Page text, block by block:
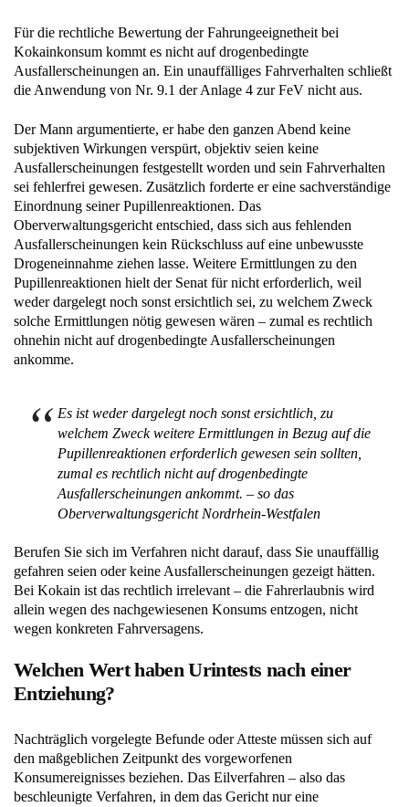
Für die rechtliche Bewertung der Fahrungeeignetheit bei
Kokainkonsum kommt es nicht auf drogenbedingte
Ausfallerscheinungen an. Ein unauffälliges Fahrverhalten schließt
die Anwendung von Nr. 9.1 der Anlage 4 zur FeV nicht aus.
Der Mann argumentierte, er habe den ganzen Abend keine
subjektiven Wirkungen verspürt, objektiv seien keine
Ausfallerscheinungen festgestellt worden und sein Fahrverhalten
sei fehlerfrei gewesen. Zusätzlich forderte er eine sachverständige
Einordnung seiner Pupillenreaktionen. Das
Oberverwaltungsgericht entschied, dass sich aus fehlenden
Ausfallerscheinungen kein Rückschluss auf eine unbewusste
Drogeneinnahme ziehen lasse. Weitere Ermittlungen zu den
Pupillenreaktionen hielt der Senat für nicht erforderlich, weil
weder dargelegt noch sonst ersichtlich sei, zu welchem Zweck
solche Ermittlungen nötig gewesen wären – zumal es rechtlich
ohnehin nicht auf drogenbedingte Ausfallerscheinungen
ankomme.
Es ist weder dargelegt noch sonst ersichtlich, zu
welchem Zweck weitere Ermittlungen in Bezug auf die
Pupillenreaktionen erforderlich gewesen sein sollten,
zumal es rechtlich nicht auf drogenbedingte
Ausfallerscheinungen ankommt. – so das
Oberverwaltungsgericht Nordrhein-Westfalen
Berufen Sie sich im Verfahren nicht darauf, dass Sie unauffällig
gefahren seien oder keine Ausfallerscheinungen gezeigt hätten.
Bei Kokain ist das rechtlich irrelevant – die Fahrerlaubnis wird
allein wegen des nachgewiesenen Konsums entzogen, nicht
wegen konkreten Fahrversagens.
Welchen Wert haben Urintests nach einer
Entziehung?
Nachträglich vorgelegte Befunde oder Atteste müssen sich auf
den maßgeblichen Zeitpunkt des vorgeworfenen
Konsumereignisses beziehen. Das Eilverfahren – also das
beschleunigte Verfahren, in dem das Gericht nur eine